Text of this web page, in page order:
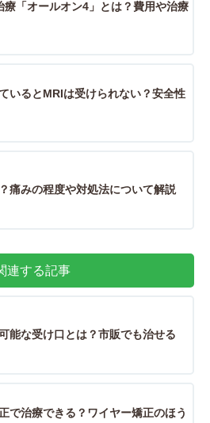
「オールオン4」とは？費用や治療
いるとMRIは受けられない？安全性
痛みの程度や対処法について解説
連する記事
能な受け口とは？市販でも治せる
で治療できる？ワイヤー矯正のほう